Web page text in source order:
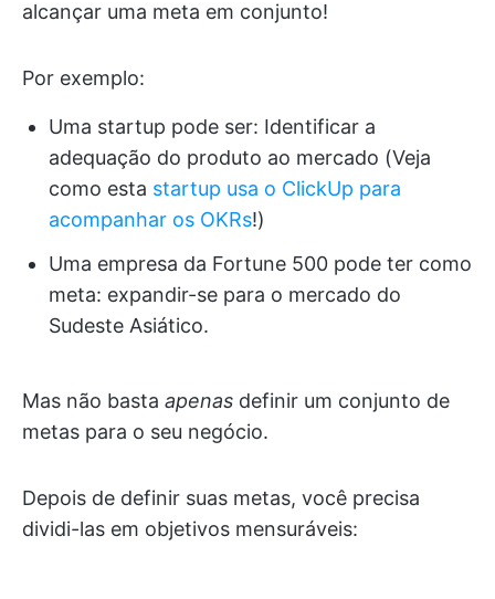
alcançar uma meta em conjunto!
Por exemplo:
Uma startup pode ser: Identificar a
adequação do produto ao mercado (Veja
como esta startup usa o ClickUp para
acompanhar os OKRs!)
Uma empresa da Fortune 500 pode ter como
meta: expandir-se para o mercado do
Sudeste Asiático.
Mas não basta apenas definir um conjunto de
metas para o seu negócio.
Depois de definir suas metas, você precisa
dividi-las em objetivos mensuráveis: